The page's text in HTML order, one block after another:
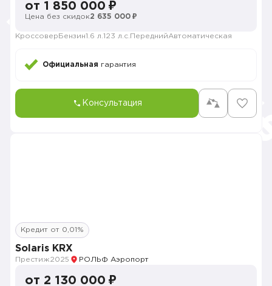
от 1 850 000 ₽
Цена без скидок2 635 000 ₽
Кроссовер Бензин1.6 л. 123 л.с. ПереднийАвтоматическая
Официальная гарантия
Консультация
Кредит от 0,01%
Solaris KRX
Престиж2025 РОЛЬФ Аэропорт
от 2 130 000 ₽